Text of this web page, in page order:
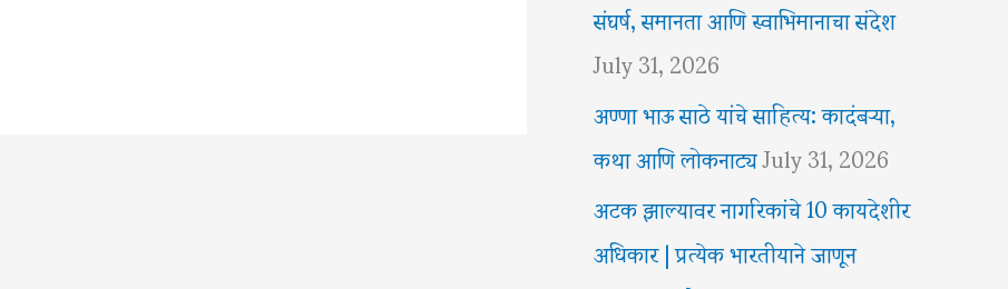
संघर्ष, समानता आणि स्वाभिमानाचा संदेश
July 31, 2026
अण्णा भाऊ साठे यांचे साहित्य: कादंबऱ्या,
कथा आणि लोकनाट्यJuly 31, 2026
अटक झाल्यावर नागरिकांचे 10 कायदेशीर
अधिकार | प्रत्येक भारतीयाने जाणून